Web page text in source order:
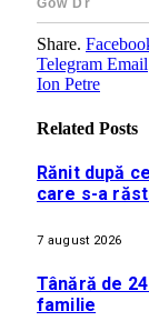
Share.
Telegram Email
Ion Petre
Related Posts
Rănit după
care s-a
7 august 2026
Tânără de
familie